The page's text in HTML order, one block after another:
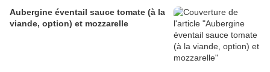
Aubergine éventail sauce tomate (à la
viande, option) et mozzarelle